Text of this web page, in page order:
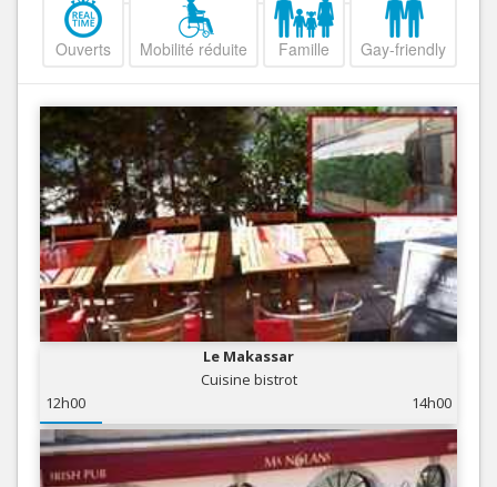
Ouverts Mobilité réduite Famille Gay-friendly
Le Makassar
Cuisine bistrot
12h00
14h00